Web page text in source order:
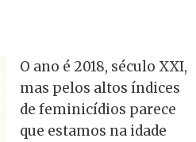
O ano é 2018, século XXI,
mas pelos altos índices
de feminicídios parece
que estamos na idade